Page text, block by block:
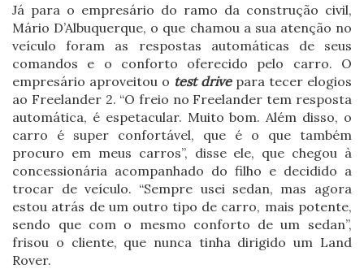
Já para o empresário do ramo da construção civil,
Mário D’Albuquerque, o que chamou a sua atenção no
veículo foram as respostas automáticas de seus
comandos e o conforto oferecido pelo carro. O
empresário aproveitou o test drivepara tecer elogios
ao Freelander 2. “O freio no Freelander tem resposta
automática, é espetacular. Muito bom. Além disso, o
carro é super confortável, que é o que também
procuro em meus carros”, disse ele, que chegou à
concessionária acompanhado do filho e decidido a
trocar de veículo. “Sempre usei sedan, mas agora
estou atrás de um outro tipo de carro, mais potente,
sendo que com o mesmo conforto de um sedan”,
frisou o cliente, que nunca tinha dirigido um Land
Rover.